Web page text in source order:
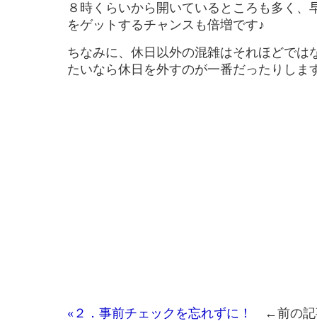
８時くらいから開いているところも多く、
をゲットするチャンスも倍増です♪
ちなみに、休日以外の混雑はそれほどでは
たいなら休日を外すのが一番だったりしま
«２．事前チェックを忘れずに！
←前の